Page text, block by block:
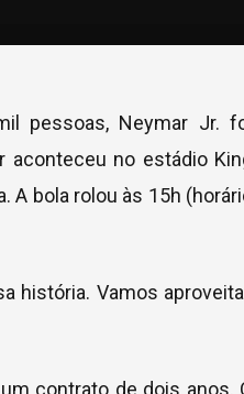
pessoas, Neymar Jr.
aconteceu no estádio
A bola rolou às 15h
história. Vamos
contrato de dois anos.